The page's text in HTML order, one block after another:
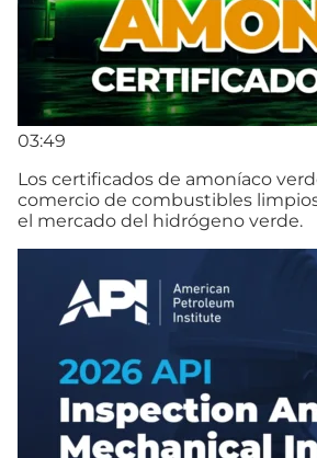
03:49
Los certificados de amoníaco
comercio de combustibles
el mercado del hidrógeno verde.